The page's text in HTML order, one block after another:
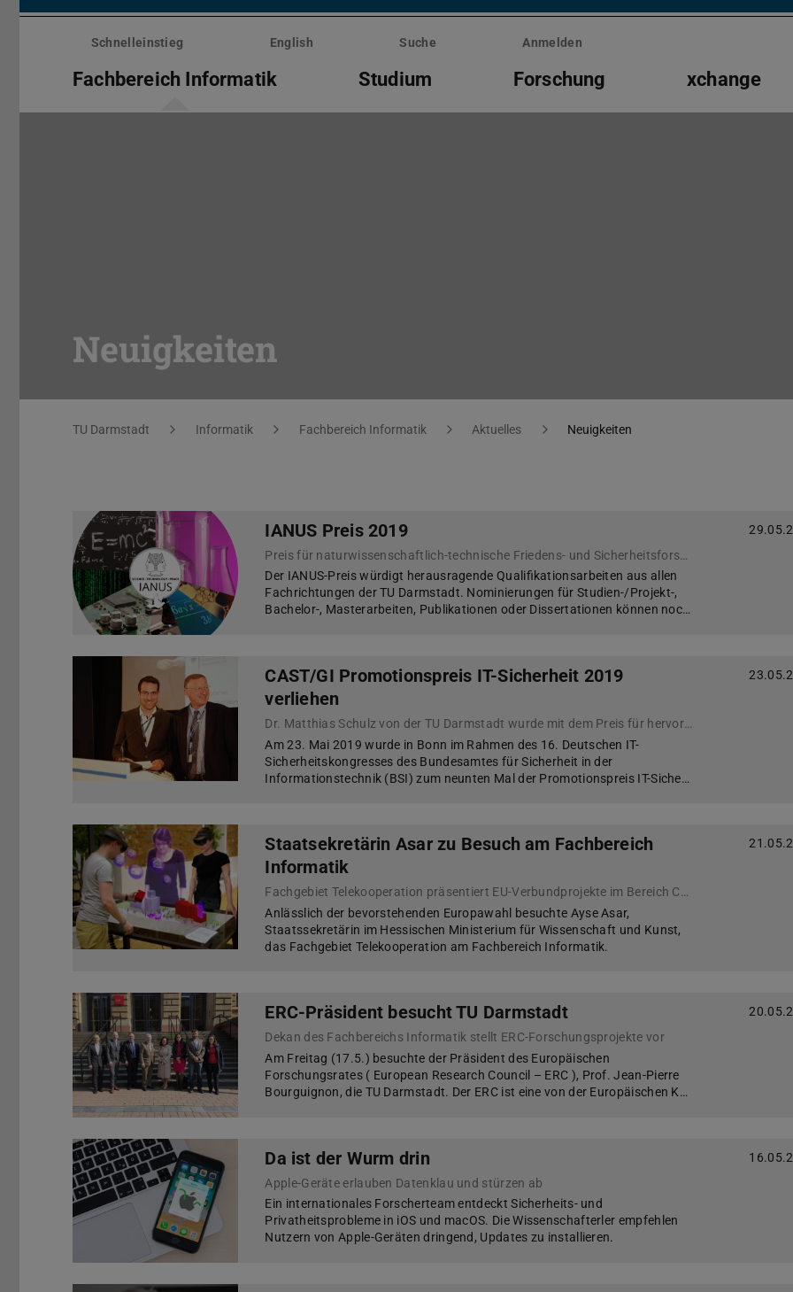
Menü
überspringenSchnelleinstieg English Suche Anmelden
Fachbereich Informatik Studium Forschung xchange
Neuigkeiten
Sie befinden sich hier:
TU Darmstadt Informatik Fachbereich Informatik Aktuelles Neuigkeiten
IANUS Preis 2019
Preis für naturwissenschaftlich-technische Friedens- und Sicherheitsforschung
Der IANUS-Preis würdigt herausragende Qualifikationsarbeiten aus allen
Fachrichtungen der TU Darmstadt. Nominierungen für Studien-/Projekt-,
Bachelor-, Masterarbeiten, Publikationen oder Dissertationen können noc…
CAST/GI Promotionspreis IT-Sicherheit 2019
verliehen
Dr. Matthias Schulz von der TU Darmstadt wurde mit dem Preis für hervorragende Dissertationen im Bereich der IT-Sicherheit ausgezeichnet
Am 23. Mai 2019 wurde in Bonn im Rahmen des 16. Deutschen IT-
Sicherheitskongresses des Bundesamtes für Sicherheit in der
Informationstechnik (BSI) zum neunten Mal der Promotionspreis IT-Siche…
Staatsekretärin Asar zu Besuch am Fachbereich
Informatik
Fachgebiet Telekooperation präsentiert EU-Verbundprojekte im Bereich Cybersicherheit
Anlässlich der bevorstehenden Europawahl besuchte Ayse Asar,
Staatssekretärin im Hessischen Ministerium für Wissenschaft und Kunst,
das Fachgebiet Telekooperation am Fachbereich Informatik.
ERC-Präsident besucht TU Darmstadt
Dekan des Fachbereichs Informatik stellt ERC-Forschungsprojekte vor
Am Freitag (17.5.) besuchte der Präsident des Europäischen
Forschungsrates ( European Research Council – ERC ), Prof. Jean-Pierre
Bourguignon, die TU Darmstadt. Der ERC ist eine von der Europäischen K…
Da ist der Wurm drin
Apple-Geräte erlauben Datenklau und stürzen ab
Ein internationales Forscherteam entdeckt Sicherheits- und
Privatheitsprobleme in iOS und macOS. Die Wissenschafterler empfehlen
Nutzern von Apple-Geräten dringend, Updates zu installieren.